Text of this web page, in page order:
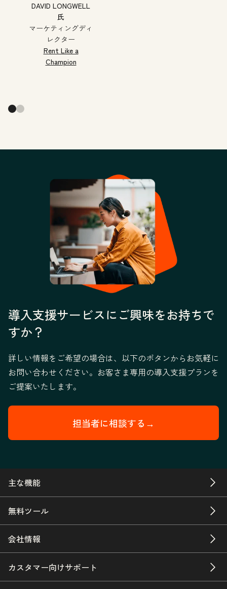
DAVID LONGWELL
氏
マーケティングディ
レクター
Rent Like a
Champion
導入支援サービスにご興味をお持ちで
すか？
詳しい情報をご希望の場合は、以下のボタンからお気軽に
お問い合わせください。お客さま専用の導入支援プランを
ご提案いたします。
担当者に相談する→
主な機能
無料ツール
会社情報
カスタマー向けサポート